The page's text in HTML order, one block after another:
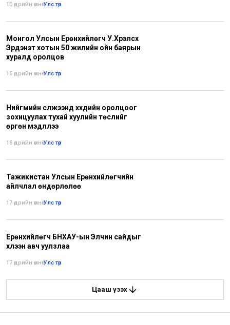
10 өдрийн өмнө•Улс төр
Монгол Улсын Ерөнхийлөгч У.Хүрэлсүх
Эрдэнэт хотын 50 жилийн ойн баярын
хуралд оролцов
15 өдрийн өмнө•Улс төр
Нийгмийн сүлжээнд хүүхдийн оролцоог
зохицуулах тухай хуулийн төслийг
өргөн мэдүүллээ
16 өдрийн өмнө•Улс төр
Тажикистан Улсын Ерөнхийлөгчийн
айлчлал өндөрлөлөө
17 өдрийн өмнө•Улс төр
Ерөнхийлөгч БНХАУ-ын Элчин сайдыг
хүлээн авч уулзлаа
17 өдрийн өмнө•Улс төр
Цааш үзэх